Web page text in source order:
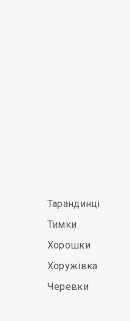
Тарандинці
Тимки
Хорошки
Хоружівка
Черевки